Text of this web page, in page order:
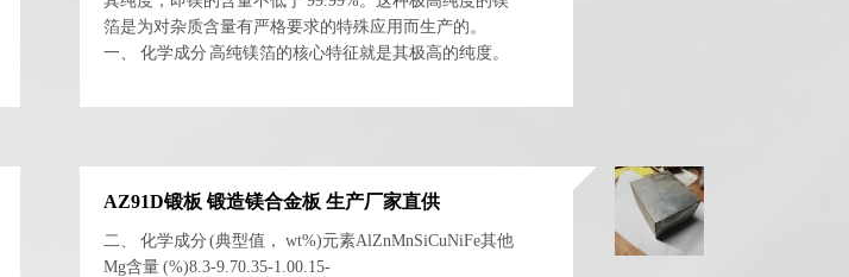
箔是为对杂质含量有严格要求的特殊应用而生产的。
一、 化学成分 高纯镁箔的核心特征就是其极高的纯度。
AZ91D锻板 锻造镁合金板 生产厂家直供
二、 化学成分 (典型值， wt%)元素AlZnMnSiCuNiFe其他
Mg含量 (%)8.3-9.70.35-1.00.15-